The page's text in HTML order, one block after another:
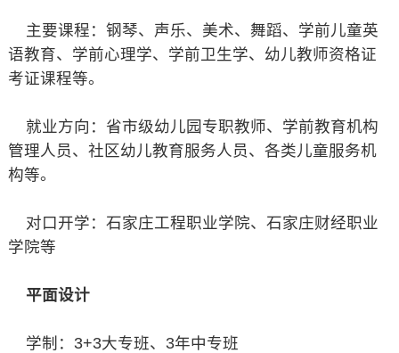
主要课程：钢琴、声乐、美术、舞蹈、学前儿童英
语教育、学前心理学、学前卫生学、幼儿教师资格证
考证课程等。
就业方向：省市级幼儿园专职教师、学前教育机构
管理人员、社区幼儿教育服务人员、各类儿童服务机
构等。
对口开学：石家庄工程职业学院、石家庄财经职业
学院等
平面设计
学制：3+3大专班、3年中专班